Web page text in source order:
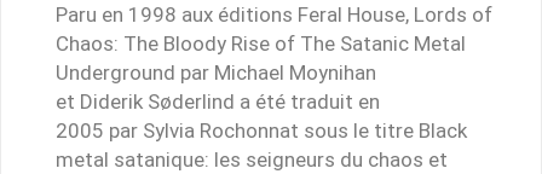
Paru en 1998 aux éditions Feral House, Lords of
Chaos: The Bloody Rise of The Satanic Metal
Underground par Michael Moynihan
et Diderik Søderlind a été traduit en
2005 par Sylvia Rochonnat sous le titre Black
metal satanique: les seigneurs du chaos et